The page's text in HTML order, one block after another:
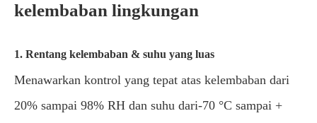
kelembaban lingkungan
1. Rentang kelembaban & suhu yang luas
Menawarkan kontrol yang tepat atas kelembaban dari
20% sampai 98% RH dan suhu dari-70 °C sampai +